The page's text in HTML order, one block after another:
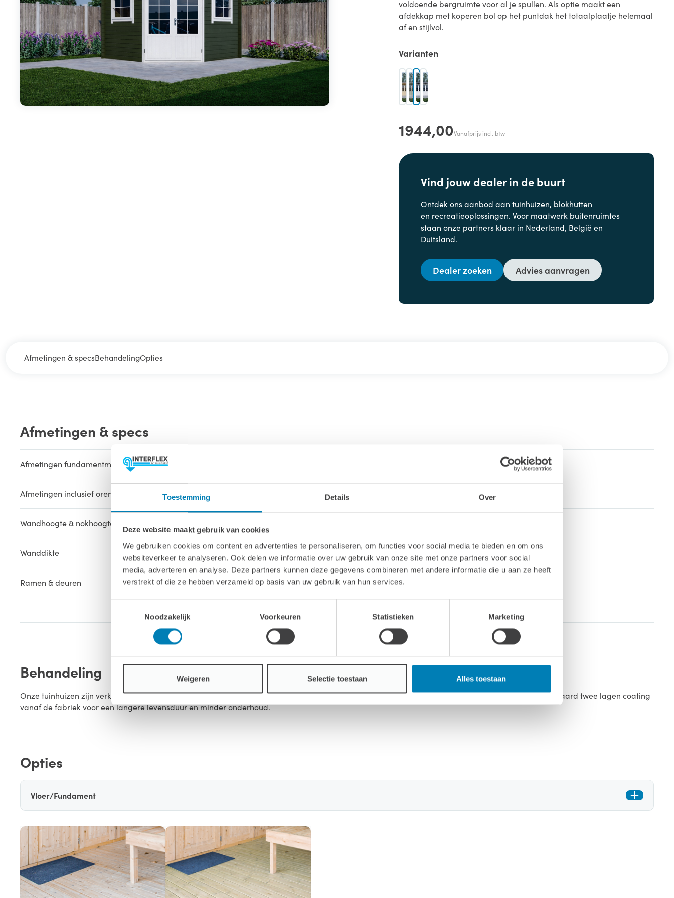
Toestemming Details Over
Deze website maakt gebruik van cookies
We gebruiken cookies om content en advertenties te personaliseren, om functies voor social media te bieden en om ons
websiteverkeer te analyseren. Ook delen we informatie over uw gebruik van onze site met onze partners voor social
media, adverteren en analyse. Deze partners kunnen deze gegevens combineren met andere informatie die u aan ze heeft
verstrekt of die ze hebben verzameld op basis van uw gebruik van hun services.
Noodzakelijk
Voorkeuren Statistieken Marketing
Weigeren Selectie toestaan Alles toestaan
voldoende bergruimte voor al je spullen. Als optie maakt een
afdekkap met koperen bol op het puntdak het totaalplaatje helemaal
af en stijlvol.
Varianten
1944,00Vanafprijs incl. btw
Vind jouw dealer in de buurt
Ontdek ons aanbod aan tuinhuizen, blokhutten
en recreatieoplossingen. Voor maatwerk buitenruimtes
staan onze partners klaar in Nederland, België en
Duitsland.
Dealer zoeken Advies aanvragen
Afmetingen & specsBehandelingOpties
Afmetingen & specs
Afmetingen fundamentmaat (bxl)
Afmetingen inclusief oren (bxl) 298 x 298 cm
Wandhoogte & nokhoogte
Wanddikte 28 mm
Ramen & deuren 1x Dubbele deur standaard: 155 x 194 cm
Behandeling
Onze tuinhuizen zijn verkrijgbaar in vier afwerkingsniveaus: onbehandeld, dompel geïmpregneerd, exterieur gecoat en compleet gecoat, met standaard twee lagen coating
vanaf de fabriek voor een langere levensduur en minder onderhoud.
Opties
Vloer/Fundament